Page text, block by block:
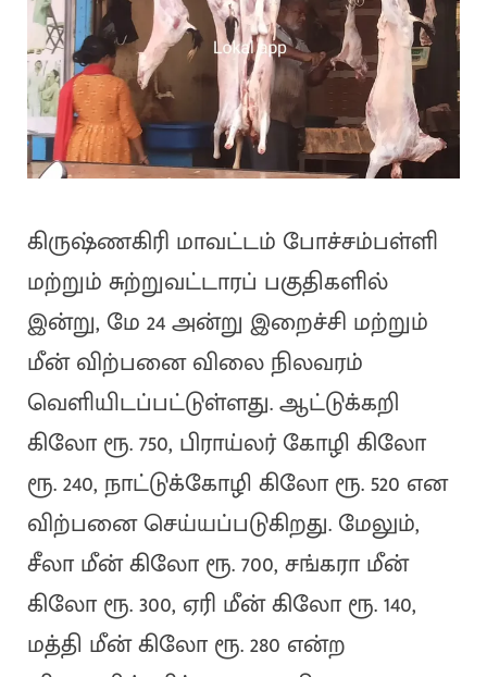
கிருஷ்ணகிரி மாவட்டம் போச்சம்பள்ளி
மற்றும் சுற்றுவட்டாரப் பகுதிகளில்
இன்று, மே 24 அன்று இறைச்சி மற்றும்
மீன் விற்பனை விலை நிலவரம்
வெளியிடப்பட்டுள்ளது. ஆட்டுக்கறி
கிலோ ரூ. 750, பிராய்லர் கோழி கிலோ
ரூ. 240, நாட்டுக்கோழி கிலோ ரூ. 520 என
விற்பனை செய்யப்படுகிறது. மேலும்,
சீலா மீன் கிலோ ரூ. 700, சங்கரா மீன்
கிலோ ரூ. 300, ஏரி மீன் கிலோ ரூ. 140,
மத்தி மீன் கிலோ ரூ. 280 என்ற